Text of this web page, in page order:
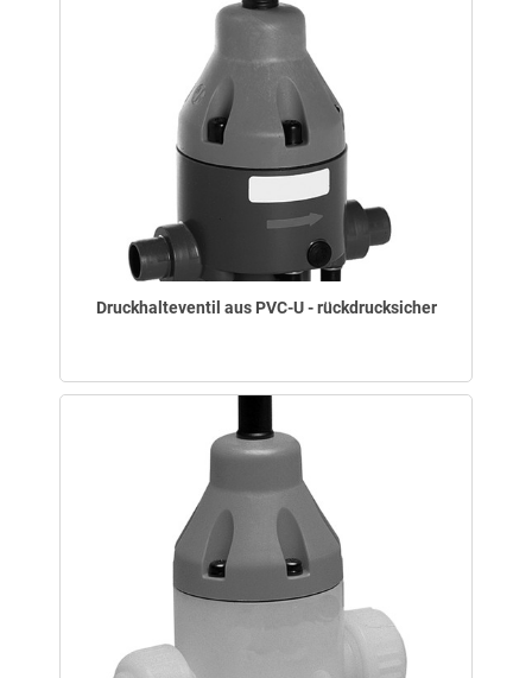
Druckhalteventil aus PVC-U - rückdrucksicher